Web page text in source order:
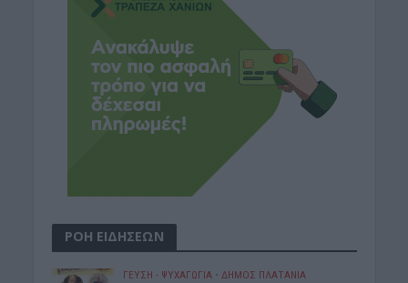
ΡΟΗ ΕΙΔΗΣΕΩΝ
ΓΕΎΣΗ - ΨΥΧΑΓΩΓΊΑ • ΔΉΜΟΣ ΠΛΑΤΑΝΙΆ